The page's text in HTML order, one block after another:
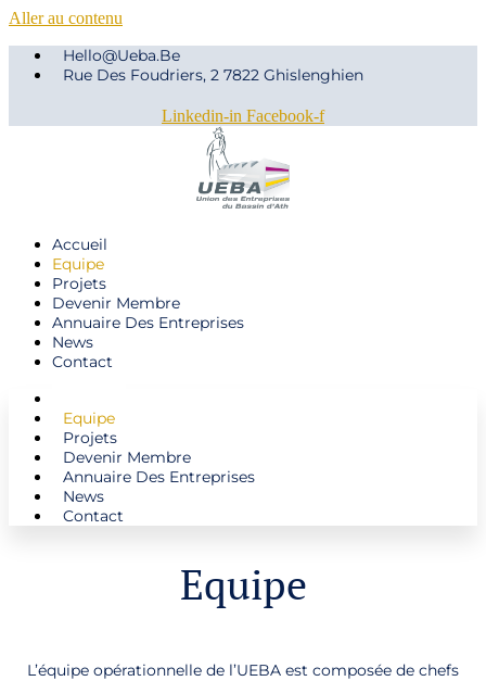
Aller au contenu
Hello@ueba.be
Rue Des Foudriers, 2 7822 Ghislenghien
Linkedin-in Facebook-f
Accueil
Equipe
Projets
Devenir Membre
Annuaire Des Entreprises
News
Contact
Equipe
Projets
Devenir Membre
Annuaire Des Entreprises
News
Contact
Equipe
L’équipe opérationnelle de l’UEBA est composée de chefs